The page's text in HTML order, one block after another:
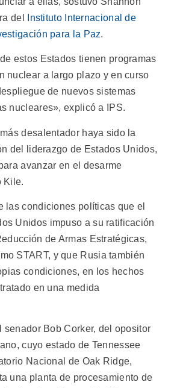
del
Instituto Internacional de
para la Paz.
estos Estados tienen programas
nuclear a largo plazo y en curso
de nuevos sistemas
nucleares», explicó a IPS.
desalentador haya sido la
del liderazgo de Estados Unidos,
avanzar en el desarme
Kile.
las condiciones políticas que el
Unidos impuso a su ratificación
de Armas Estratégicas,
START, y que Rusia también
condiciones, en los hechos
en una medida
senador Bob Corker, del opositor
cuyo estado de Tennessee
Nacional de Oak Ridge,
una planta de procesamiento de